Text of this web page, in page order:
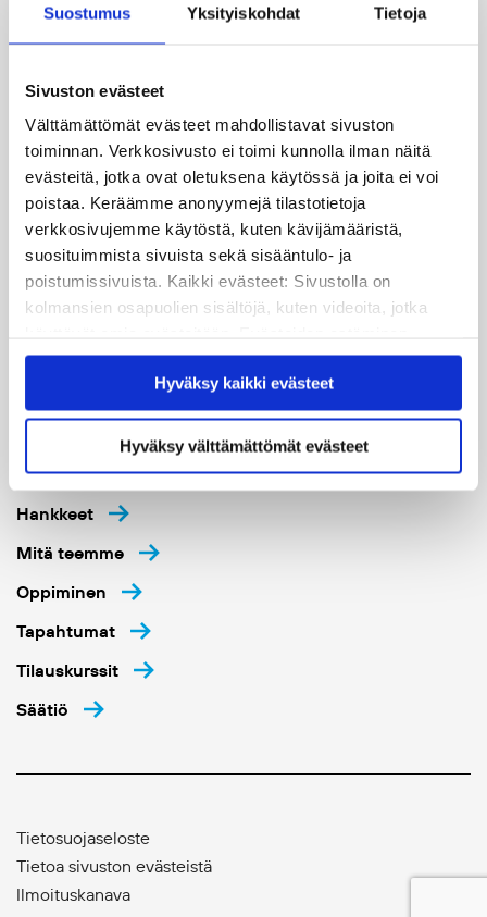
Suostumus Yksityiskohdat Tietoja
Sivuston evästeet
Välttämättömät evästeet mahdollistavat sivuston
toiminnan. Verkkosivusto ei toimi kunnolla ilman näitä
evästeitä, jotka ovat oletuksena käytössä ja joita ei voi
poistaa. Keräämme anonyymejä tilastotietoja
verkkosivujemme käytöstä, kuten kävijämääristä,
suosituimmista sivuista sekä sisääntulo- ja
poistumissivuista. Kaikki evästeet: Sivustolla on
kolmansien osapuolien sisältöjä, kuten videoita, jotka
saattaa estää näiden sisältöjen näkymisen.
Hyväksymällä kaikki evästeet varmistat, että kaikki
sisältö on käytettävissäsi.
Hyväksy kaikki evästeet
Hyväksy välttämättömät evästeet
Museokatu 18, FI-00100 Helsinki, käyntiosoite
Cygnaeuksenkatu 4
Katso tarkemmat yhteystiedot
Tilaa uutiskirje
Seuraa meitä
Linkedin
Bluesky
Ajankohtaista
Hankkeet
Mitä teemme
Oppiminen
Tapahtumat
Tilauskurssit
Säätiö
Tietosuojaseloste
Tietoa sivuston evästeistä
Ilmoituskanava